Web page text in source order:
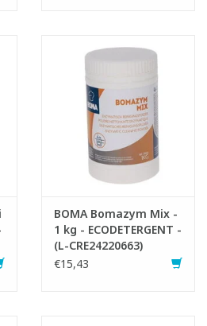
BOMA Bomazym Mix -
1 kg - ECODETERGENT -
(L-CRE24220663)
€15,43